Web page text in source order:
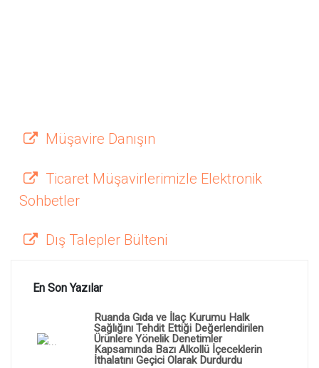
Müşavire Danışın
Ticaret Müşavirlerimizle Elektronik
Sohbetler
Dış Talepler Bülteni
En Son Yazılar
Ruanda Gıda ve İlaç Kurumu Halk
Sağlığını Tehdit Ettiği Değerlendirilen
Ürünlere Yönelik Denetimler
Kapsamında Bazı Alkollü İçeceklerin
İthalatını Geçici Olarak Durdurdu